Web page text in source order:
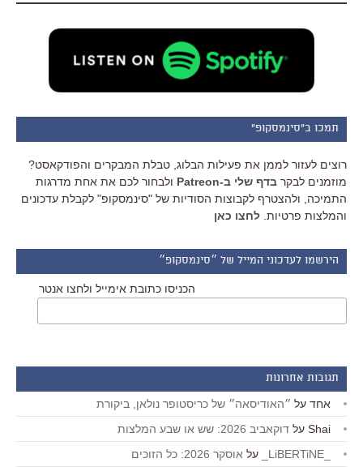
תמכו ב"סינמסקופ"
רוצים לעזור לממן את פעילות הבלוג, טבלת המבקרים והפודקאסט?
מוזמנים לבקר בדף שלי ב-Patreon
ולבחור לכם את אחת מדרגות
התמיכה, ולהצטרף לקבוצות הסודיות של "סינמסקופ" לקבלת עדכונים
והמלצות פרטיות. לחצו כאן
הירשמו לעדכוני המייל של ״סינמסקופ״
הכניסו כתובת אימייל ולחצו אנטר
תגובות אחרונות
אחד על ״האודיסאה״ של כריסטופר נולאן, ביקורת
Shai על דוקאביב 2026: שש או שבע המלצות
על אוסקר 2026: כל הזוכים